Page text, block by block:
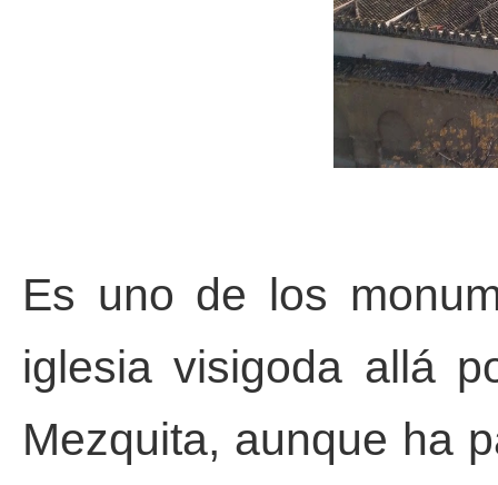
Es uno de los
iglesia visigoda allá
Mezquita, aunque ha